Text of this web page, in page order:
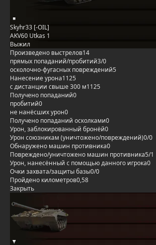
Skyhr33 [-OIL]
AKV60 Utkas 1
Выжил
Произведено выстрелов14
прямых попаданий/пробитий3/0
осколочно-фугасных повреждений5
Нанесение урона1125
с дистанции свыше 300 м1125
Получено попаданий0
пробитий0
не нанёсших урон0
Получено попаданий осколками0
Урон, заблокированный бронёй0
Урон союзникам (уничтожено/повреждений)0/0
Обнаружено машин противника0
Повреждено/уничтожено машин противника5/1
Урон, нанесённый с помощью данного игрока0
Очки захвата/защиты базы0/0
Пройдено километров0,58
Закрыть